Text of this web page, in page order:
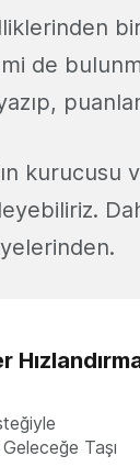
de
kurucusu
Taşı